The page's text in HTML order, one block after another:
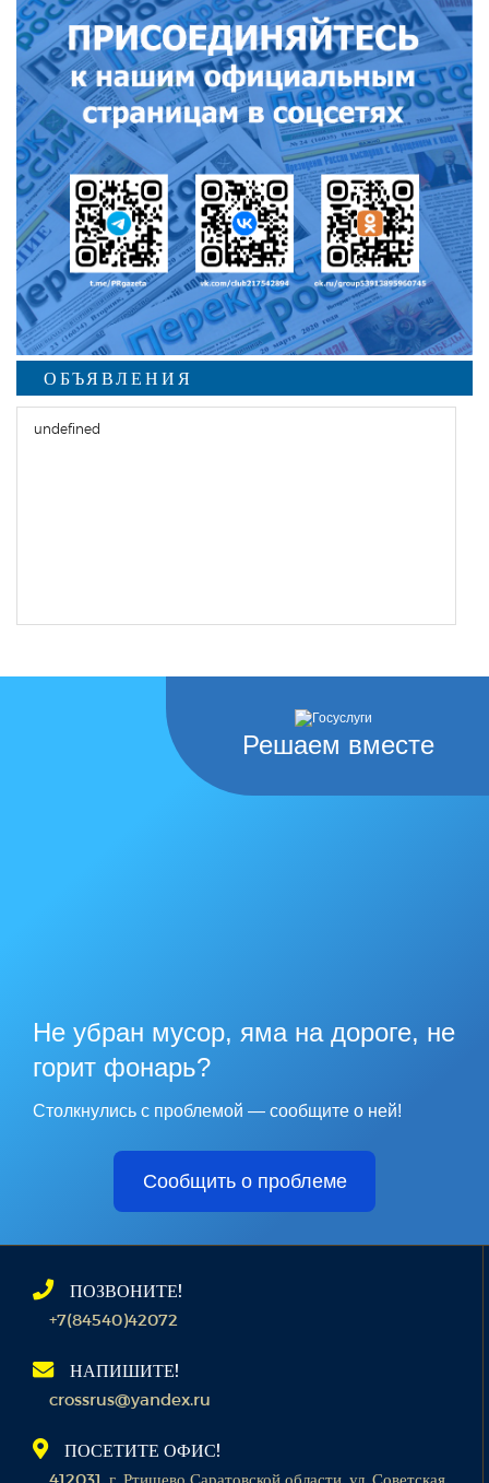
ОБЪЯВЛЕНИЯ
undefined
Решаем вместе
Не убран мусор, яма на дороге, не
горит фонарь?
Столкнулись с проблемой — сообщите о ней!
Сообщить о проблеме
ПОЗВОНИТЕ!
+7(84540)42072
НАПИШИТЕ!
crossrus@yandex.ru
ПОСЕТИТЕ ОФИС!
412031, г. Ртищево Саратовской области, ул. Советская,